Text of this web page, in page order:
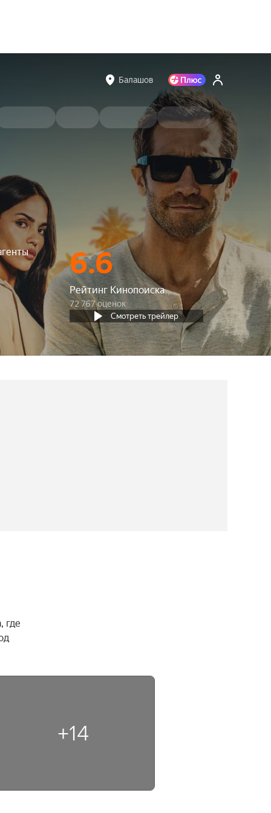
Балашов
6.6
Рейтинг Кинопоиска
72 767 оценок
Смотреть трейлер
где
+14